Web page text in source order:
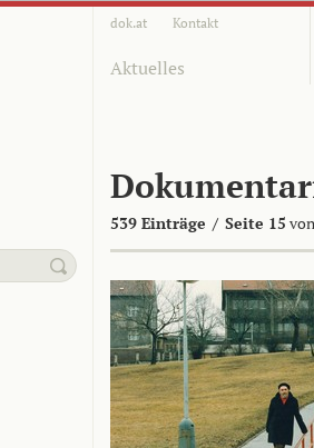
dok.at Kontakt
Aktuelles
539 Einträge / Seite 15